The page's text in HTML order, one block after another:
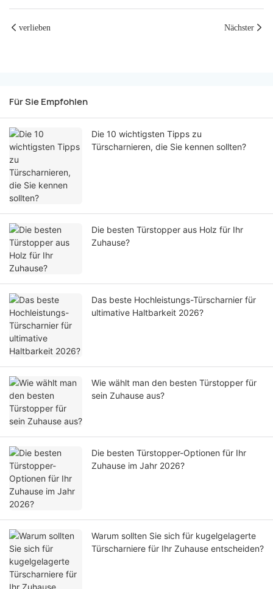
verlieben Nächster
Für Sie Empfohlen
Die 10 wichtigsten Tipps zu
Türscharnieren, die Sie kennen sollten?
Die besten Türstopper aus Holz für Ihr
Zuhause?
Das beste Hochleistungs-Türscharnier für
ultimative Haltbarkeit 2026?
Wie wählt man den besten Türstopper für
sein Zuhause aus?
Die besten Türstopper-Optionen für Ihr
Zuhause im Jahr 2026?
Warum sollten Sie sich für kugelgelagerte
Türscharniere für Ihr Zuhause entscheiden?